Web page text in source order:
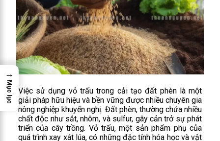
Việc sử dụng vỏ trấu trong cải tạo đất phèn là một
giải pháp hữu hiệu và bền vững được nhiều chuyên gia
nông nghiệp khuyến nghị. Đất phèn, thường chứa nhiều
chất độc như sắt, nhôm, và sulfur, gây cản trở sự phát
triển của cây trồng. Vỏ trấu, một sản phẩm phụ của
quá trình xay xát lúa, có những đặc tính hóa học và vật
→
Mục lục